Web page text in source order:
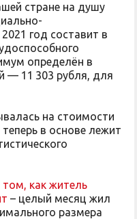
стране на душу
год составит в
определён в
— 11 303 рубля, для
на стоимости
в основе лежит
том, как житель
– целый месяц жил
размера